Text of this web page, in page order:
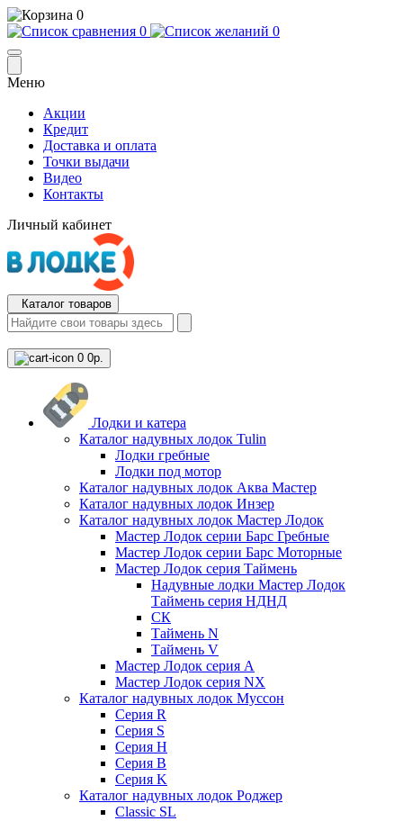
0
0
0
Меню
Акции
Кредит
Доставка и оплата
Точки выдачи
Видео
Контакты
Личный кабинет
Каталог товаров
0 0р.
Лодки и катера
Каталог надувных лодок Tulin
Лодки гребные
Лодки под мотор
Каталог надувных лодок Аква Мастер
Каталог надувных лодок Инзер
Каталог надувных лодок Мастер Лодок
Мастер Лодок серии Барс Гребные
Мастер Лодок серии Барс Моторные
Мастер Лодок серия Таймень
Надувные лодки Мастер Лодок
Таймень серия НДНД
СК
Таймень N
Таймень V
Мастер Лодок серия А
Мастер Лодок серия NX
Каталог надувных лодок Муссон
Серия R
Серия S
Серия H
Серия B
Серия K
Каталог надувных лодок Роджер
Classic SL